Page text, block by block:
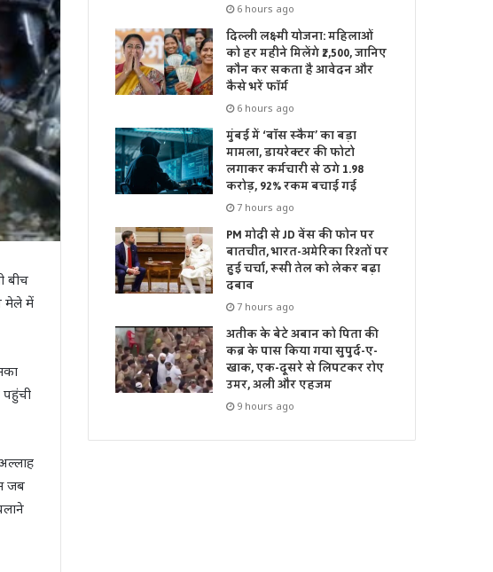
बीच
मेले में
पहुंची
जब
6 hours ago
दिल्ली लक्ष्मी योजना: महिलाओं
को हर महीने मिलेंगे ₹2,500, जानिए
कौन कर सकता है आवेदन और
कैसे भरें फॉर्म
6 hours ago
मुंबई में ‘बॉस स्कैम’ का बड़ा
मामला, डायरेक्टर की फोटो
लगाकर कर्मचारी से ठगे 1.98
करोड़, 92% रकम बचाई गई
7 hours ago
PM मोदी से JD वेंस की फोन पर
बातचीत, भारत-अमेरिका रिश्तों पर
हुई चर्चा, रूसी तेल को लेकर बढ़ा
दबाव
7 hours ago
अतीक के बेटे अबान को पिता की
कब्र के पास किया गया सुपुर्द-ए-
खाक, एक-दूसरे से लिपटकर रोए
उमर, अली और एहजम
9 hours ago